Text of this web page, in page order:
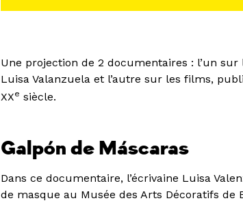
Une projection de 2 documentaires : l’un
Luisa Valanzuela et l’autre sur les films,
XXe siècle.
Galpón de Máscaras
Dans ce documentaire, l’écrivaine Luisa
de masque au Musée des Arts Décoratifs de